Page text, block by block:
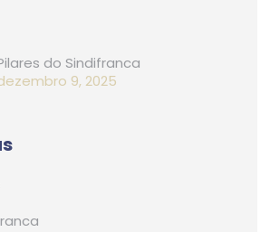
do Sindifranca
9, 2025